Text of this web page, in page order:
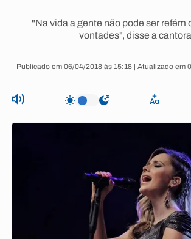
"Na vida a gente não pode ser refém
vontades", disse a
Publicado em 06/04/2018 às 15:18 | Atualizado em